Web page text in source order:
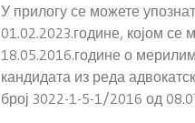
У прилогу се можете
01.02.2023.године, којом
18.05.2016.године о
кандидата из реда
број 3022-1-5-1/2016 од